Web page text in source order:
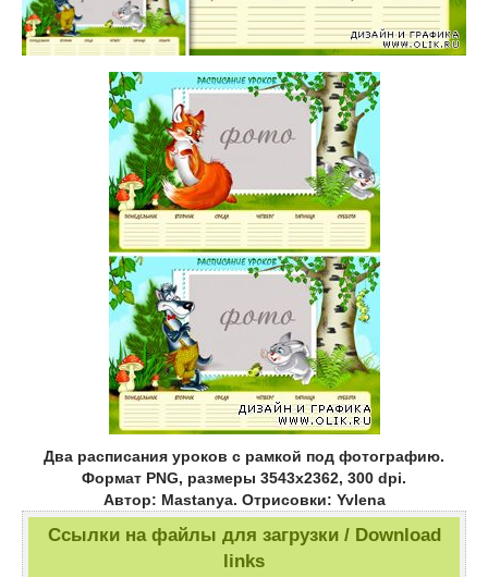
Два расписания уроков с рамкой под фотографию.
Формат PNG, размеры 3543х2362, 300 dpi.
Автор: Mastanya. Отрисовки: Yvlena
Ссылки на файлы для загрузки / Download
links